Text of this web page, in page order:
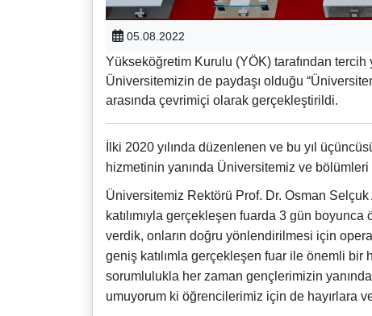
05.08.2022
Yükseköğretim Kurulu (YÖK) tarafından tercih
Üniversitemizin de paydaşı olduğu
arasında çevrimiçi olarak gerçekleştirildi.
İlki 2020 yılında düzenlenen ve bu yıl
hizmetinin yanında Üniversitemiz ve
Üniversitemiz Rektörü Prof. Dr. Osman
katılımıyla gerçekleşen fuarda 3 gün
verdik, onların doğru yönlendirilmesi için
geniş katılımla gerçekleşen fuar ile önemli
sorumlulukla her zaman gençlerimizin
umuyorum ki öğrencilerimiz için de hayırlara